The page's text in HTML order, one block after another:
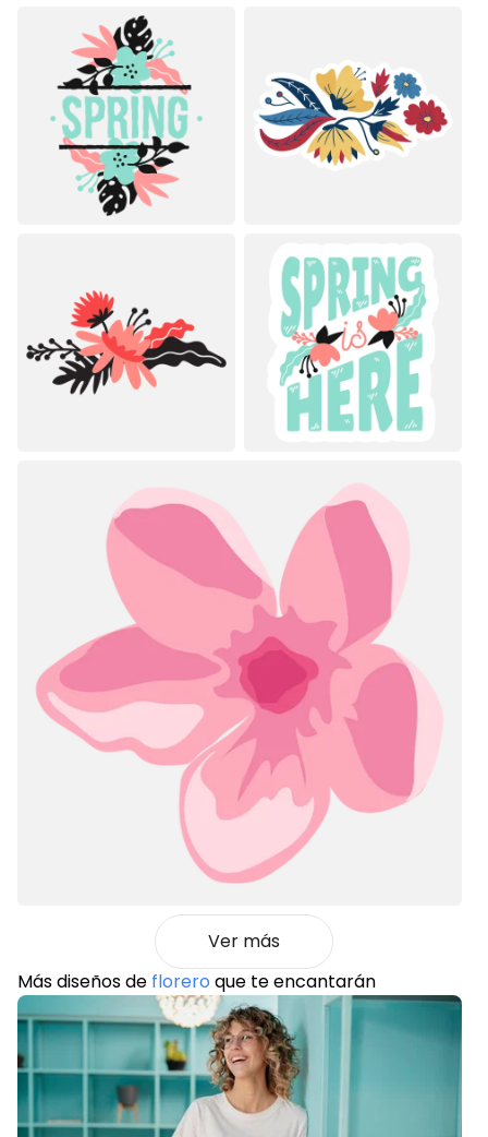
Ver más
Más diseños de florero que te encantarán